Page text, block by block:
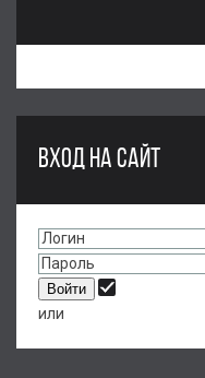
ВХОД НА САЙТ
или